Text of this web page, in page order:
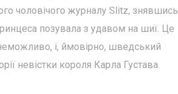
чоловічого журналу Slitz, знявшись
позувала з удавом на шиї. Це
неможливо, і, ймовірно, шведський
невістки короля Карла Густава.